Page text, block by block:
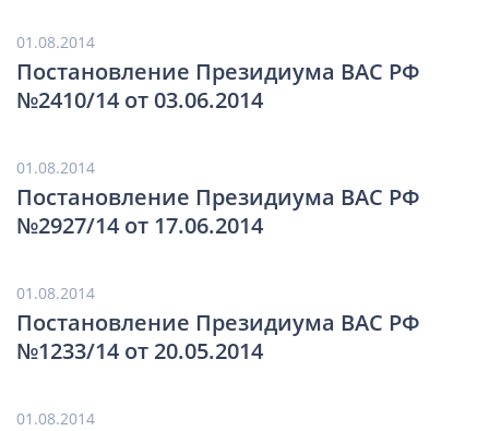
01.08.2014
Постановление Президиума ВАС РФ
№2410/14 от 03.06.2014
01.08.2014
Постановление Президиума ВАС РФ
№2927/14 от 17.06.2014
01.08.2014
Постановление Президиума ВАС РФ
№1233/14 от 20.05.2014
01.08.2014